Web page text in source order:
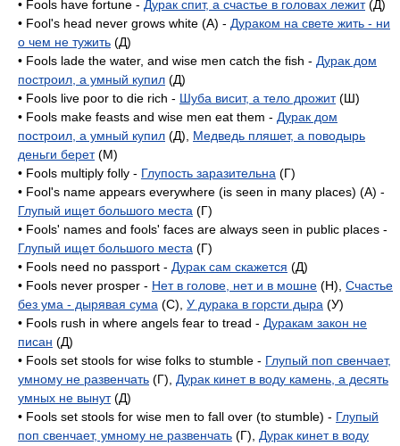
• Fools have fortune - Дурак спит, а счастье в головах лежит(Д)
• Fool's head never grows white (A) - Дураком на свете жить - ни
о чем не тужить (Д)
• Fools lade the water, and wise men catch the fish - Дурак дом
построил, а умный купил (Д)
• Fools live poor to die rich - Шуба висит, а тело дрожит(Ш)
• Fools make feasts and wise men eat them - Дурак дом
построил, а умный купил (Д), Медведь пляшет, а поводырь
деньги берет(M)
• Fools multiply folly - Глупость заразительна (Г)
• Fool's name appears everywhere (is seen in many places) (A) -
Глупый ищет большого места (Г)
• Fools' names and fools' faces are always seen in public places -
Глупый ищет большого места (Г)
• Fools need no passport - Дурак сам скажется (Д)
• Fools never prosper - Нет в голове, нет и в мошне (H), Счастье
без ума - дырявая сума (C), У дурака в горсти дыра (У)
• Fools rush in where angels fear to tread - Дуракам закон не
писан (Д)
• Fools set stools for wise folks to stumble - Глупый поп свенчает,
умному не развенчать (Г), Дурак кинет в воду камень, а десять
умных не вынут(Д)
• Fools set stools for wise men to fall over (to stumble) - Глупый
поп свенчает, умному не развенчать (Г), Дурак кинет в воду